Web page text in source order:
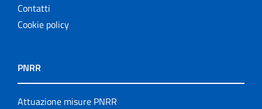
Contatti
Cookie policy
PNRR
Attuazione misure PNRR